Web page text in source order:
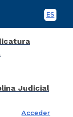
ES
Acceder